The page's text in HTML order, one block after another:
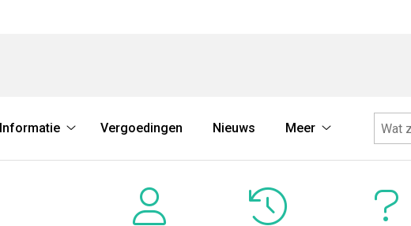
Informatie
submenu
Vergoedingen Nieuws
Meer
submenu